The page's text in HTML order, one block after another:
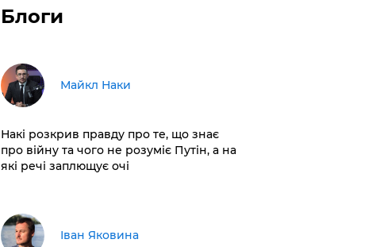
Блоги
Майкл Наки
Накі розкрив правду про те, що знає
про війну та чого не розуміє Путін, а на
які речі заплющує очі
Іван Яковина